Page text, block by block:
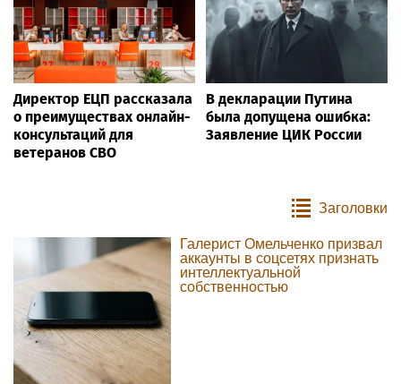
Директор ЕЦП рассказала
о преимуществах онлайн-
консультаций для
ветеранов СВО
В декларации Путина
была допущена ошибка:
Заявление ЦИК России
Заголовки
Галерист Омельченко призвал
аккаунты в соцсетях признать
интеллектуальной
собственностью